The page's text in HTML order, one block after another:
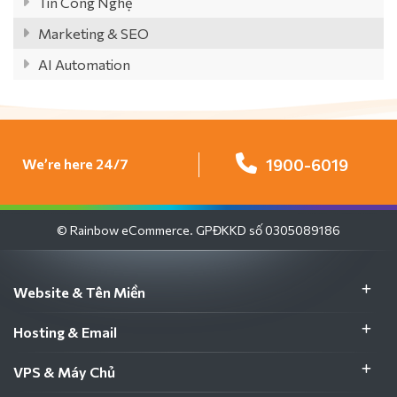
Marketing & SEO
AI Automation
We’re here 24/7 1900-6019
© Rainbow eCommerce. GPĐKKD số 0305089186
Website & Tên Miền
Hosting & Email
VPS & Máy Chủ